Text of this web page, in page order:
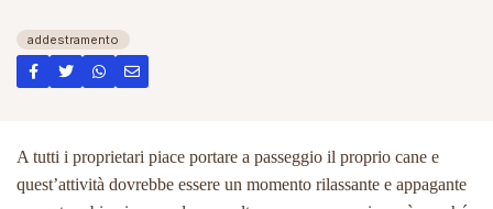
addestramento
A tutti i proprietari piace portare a passeggio il proprio cane e
quest’attività dovrebbe essere un momento rilassante e appagante